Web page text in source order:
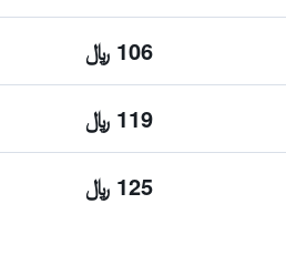
106 ﷼
119 ﷼
125 ﷼